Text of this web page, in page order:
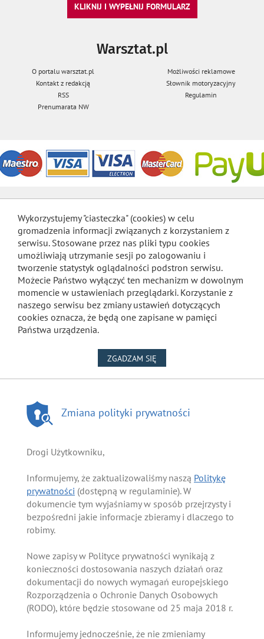
KLIKNIJ I WYPEŁNIJ FORMULARZ
Warsztat.pl
O portalu warsztat.pl
Możliwości reklamowe
Kontakt z redakcją
Słownik motoryzacyjny
RSS
Regulamin
Prenumarata NW
Wykorzystujemy "ciasteczka" (cookies) w celu
gromadzenia informacji związanych z korzystaniem z
serwisu. Stosowane przez nas pliki typu cookies
umożliwiają utrzymanie sesji po zalogowaniu i
tworzenie statystyk oglądalności podstron serwisu.
Możecie Państwo wyłączyć ten mechanizm w dowolnym
momencie w ustawieniach przeglądarki. Korzystanie z
naszego serwisu bez zmiany ustawień dotyczących
cookies oznacza, że będą one zapisane w pamięci
Państwa urządzenia.
ZGADZAM SIĘ
Zmiana polityki prywatności
Drogi Użytkowniku,
Informujemy, że zaktualizowaliśmy naszą Politykę
prywatności (dostępną w regulaminie). W
dokumencie tym wyjaśniamy w sposób przejrzysty i
bezpośredni jakie informacje zbieramy i dlaczego to
robimy.
Nowe zapisy w Polityce prywatności wynikają z
konieczności dostosowania naszych działań oraz
dokumentacji do nowych wymagań europejskiego
Rozporządzenia o Ochronie Danych Osobowych
(RODO), które będzie stosowane od 25 maja 2018 r.
Informujemy jednocześnie, że nie zmieniamy